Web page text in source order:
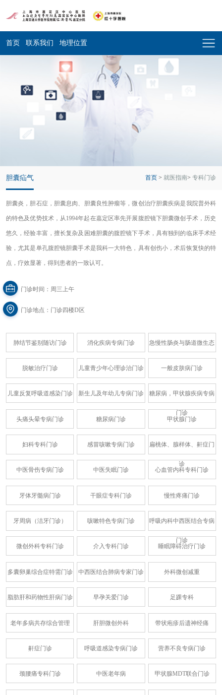
首页 联系我们 地理位置
胆囊疝气 首页 >就医指南>专科门诊
胆囊炎，胆石症，胆囊息肉、胆囊良性肿瘤等，微创治疗胆囊疾病是我院普外科
的特色及优势技术，从1994年起在嘉定区率先开展腹腔镜下胆囊微创手术，历史
悠久，经验丰富，擅长复杂及困难胆囊的腹腔镜下手术，具有独到的临床手术经
验，尤其是单孔腹腔镜胆囊手术是我科一大特色，具有创伤小，术后恢复快的特
点，疗效显著，得到患者的一致认可。
门诊时间：周三上午
门诊地点：门诊四楼D区
肺结节鉴别随访门诊 消化疾病专病门诊 急慢性肠炎与肠道微生态
脱敏治疗门诊 儿童青少年心理诊治门诊 一般皮肤病门诊
儿童反复呼吸道感染门诊 新生儿及年幼儿专病门诊 糖尿病，甲状腺疾病专病
门诊
头痛头晕专病门诊
糖尿病门诊 甲状腺门诊
妇科专科门诊 感冒咳嗽专病门诊 扁桃体、腺样体、鼾症门
诊
中医骨伤专病门诊
中医失眠门诊 心血管内科专科门诊
牙体牙髓病门诊 干眼症专科门诊 慢性疼痛门诊
牙周病（洁牙门诊） 咳嗽特色专病门诊 呼吸内科中西医结合专病
门诊
微创外科专科门诊
介入专科门诊 睡眠障碍治疗门诊
多囊卵巢综合症特需门诊 中西医结合肺病专家门诊 外科微创减重
脂肪肝和药物性肝病门诊 早孕关爱门诊 足踝专科
老年多病共存综合管理 肝胆微创外科 带状疱疹后遗神经痛
鼾症门诊 呼吸道感染专病门诊 营养不良专病门诊
颈腰痛专科门诊 中医老年病 甲状腺MDT联合门诊